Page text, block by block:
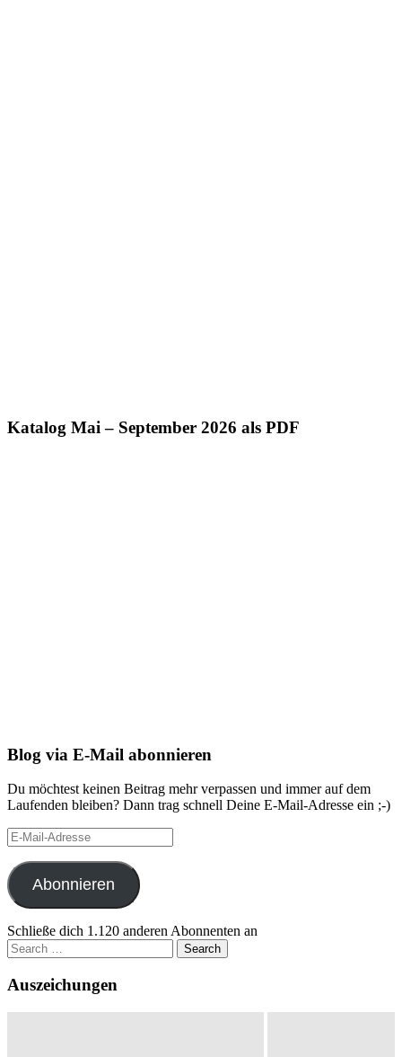
Katalog Mai – September 2026 als PDF
Blog via E-Mail abonnieren
Du möchtest keinen Beitrag mehr verpassen und immer auf dem
Laufenden bleiben? Dann trag schnell Deine E-Mail-Adresse ein ;-)
E-
Mail-
Adresse
Abonnieren
Schließe dich 1.120 anderen Abonnenten an
Search
for:
Auszeichungen